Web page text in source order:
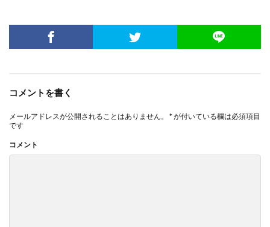
コメントを書く
メールアドレスが公開されることはありません。 *が付いている欄は必須項目
です
コメント